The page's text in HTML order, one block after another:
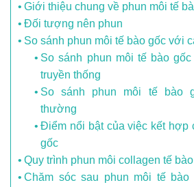
Giới thiệu chung về phun môi tế
Đối tượng nên phun
So sánh phun môi tế bào gốc với
So sánh phun môi tế bào
truyền thống
So sánh phun môi tế bào
thường
Điểm nổi bật của việc kết hợp
gốc
Quy trình phun môi collagen tế
Chăm sóc sau phun môi tế bào